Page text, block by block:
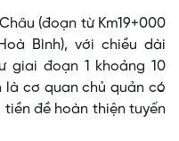
(đoạn từ Km19+000
Bình), với chiều dài
giai đoạn 1 khoảng 10
là cơ quan chủ quản có
đề hoàn thiện tuyến